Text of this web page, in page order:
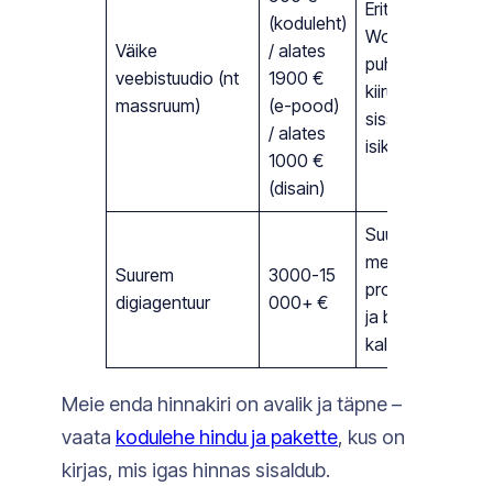
Väike
veebistuudio (nt
massruum)
(koduleht)
/ alates
1900 €
(e-pood)
/ alates
1000 €
(disain)
Eritellimusel
WordPress,
puhas kood,
kiirus ja SEO
sisse ehitatud,
isiklik suhtlus
Suurem
digiagentuur
3000-15
000+ €
Suurem
meeskond,
projektijuhtimine
ja bränding,
kallim üldkulu
Meie enda hinnakiri on avalik ja täpne –
vaata kodulehe hindu ja pakette, kus on
kirjas, mis igas hinnas sisaldub.